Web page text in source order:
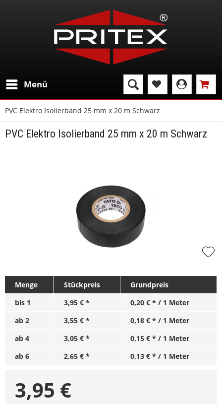
Menü
PVC Elektro Isolierband 25 mm x 20 m Schwarz
PVC Elektro Isolierband 25 mm x 20 m Schwarz
Menge Stückpreis
Grundpreis
bis 1 3,95 € *
0,20 € * / 1 Meter
ab 2 3,55 € *
0,18 € * / 1 Meter
ab 4 3,05 € *
0,15 € * / 1 Meter
ab 6 2,65 € * 0,13 € * / 1 Meter
3,95 €